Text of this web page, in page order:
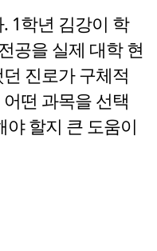
1학년 김강이 학
공을 실제 대학 현
진로가 구체적
떤 과목을 선택
할지 큰 도움이